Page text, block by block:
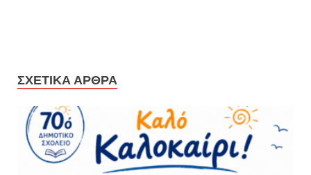
ΣΧΕΤΙΚΑ ΑΡΘΡΑ